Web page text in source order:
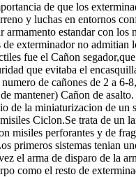
de que los
y luchas en entornos
armamento estandar con
de exterminador no admitian
fue el Cañon
que evitaba el
de cañones de 2 a
mantener) Cañon de asalto.
de la miniaturizacion de
Ciclon.Se trata de un
misiles perforantes y de
primeros sistemas tenian
el arma de disparo de la
como el resto de